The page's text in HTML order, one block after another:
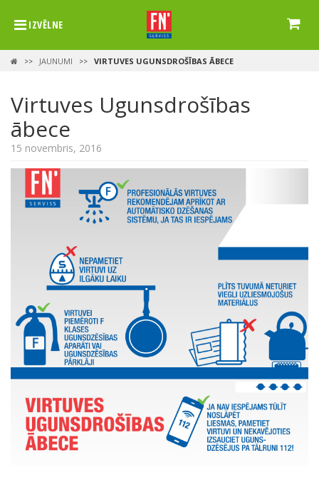
IZVĒLNE
>> JAUNUMI >> VIRTUVES UGUNSDROŠĪBAS ĀBECE
Virtuves Ugunsdrošības
ābece
15 novembris, 2016